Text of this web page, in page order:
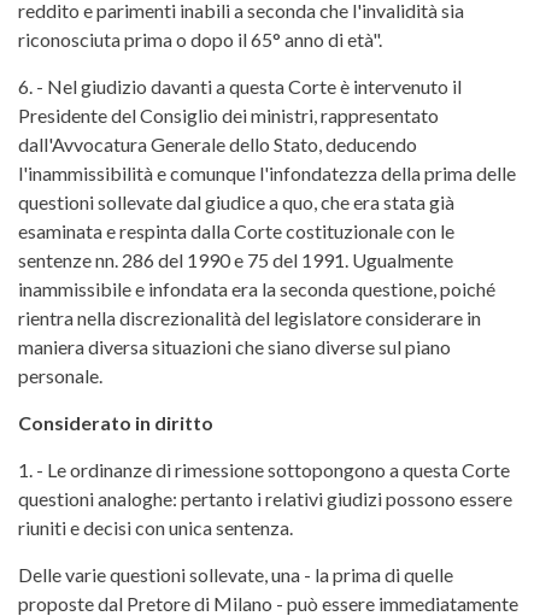
reddito e parimenti inabili a seconda che l'invalidità sia
riconosciuta prima o dopo il 65° anno di età".
6. - Nel giudizio davanti a questa Corte è intervenuto il
Presidente del Consiglio dei ministri, rappresentato
dall'Avvocatura Generale dello Stato, deducendo
l'inammissibilità e comunque l'infondatezza della prima delle
questioni sollevate dal giudice a quo, che era stata già
esaminata e respinta dalla Corte costituzionale con le
sentenze nn. 286 del 1990 e 75 del 1991. Ugualmente
inammissibile e infondata era la seconda questione, poiché
rientra nella discrezionalità del legislatore considerare in
maniera diversa situazioni che siano diverse sul piano
personale.
Considerato in diritto
1. - Le ordinanze di rimessione sottopongono a questa Corte
questioni analoghe: pertanto i relativi giudizi possono essere
riuniti e decisi con unica sentenza.
Delle varie questioni sollevate, una - la prima di quelle
proposte dal Pretore di Milano - può essere immediatamente